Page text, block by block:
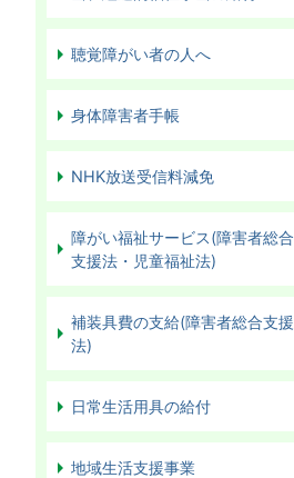
聴覚障がい者の人へ
身体障害者手帳
NHK放送受信料減免
障がい福祉サービス(障害者総合
支援法・児童福祉法)
補装具費の支給(障害者総合支援
法)
日常生活用具の給付
地域生活支援事業